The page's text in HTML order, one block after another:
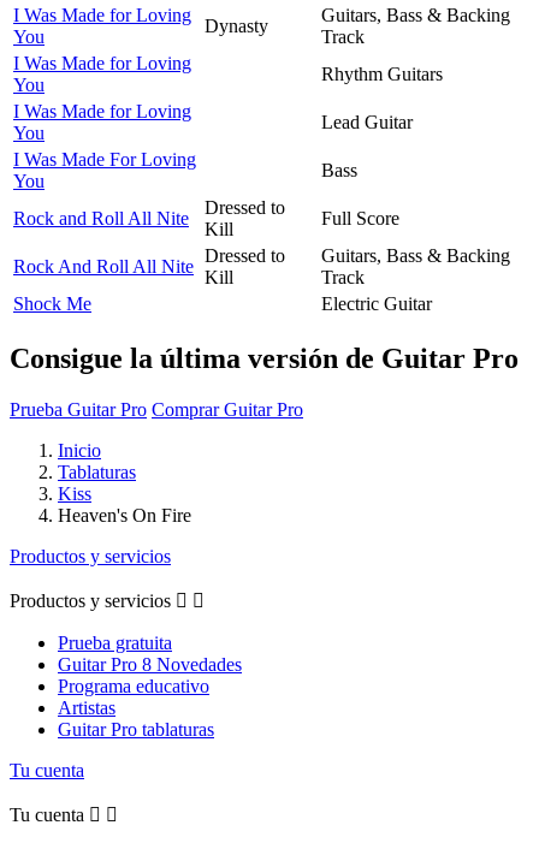
I Was Made for Loving
You
Dynasty
Guitars, Bass & Backing
Track
I Was Made for Loving
You
Rhythm Guitars
I Was Made for Loving
You
Lead Guitar
I Was Made For Loving
You
Bass
Rock and Roll All Nite
Dressed to
Kill
Full Score
Rock And Roll All Nite
Dressed to
Kill
Guitars, Bass & Backing
Track
Shock Me
Electric Guitar
Consigue la última versión de Guitar Pro
Prueba Guitar Pro Comprar Guitar Pro
Inicio
Tablaturas
Kiss
Heaven's On Fire
Productos y servicios
Productos y servicios  
Prueba gratuita
Guitar Pro 8 Novedades
Programa educativo
Artistas
Guitar Pro tablaturas
Tu cuenta
Tu cuenta  